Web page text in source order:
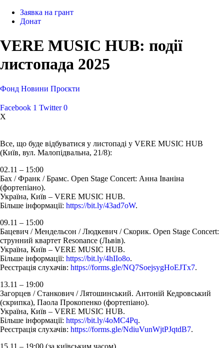
Заявка на грант
Донат
VERE MUSIC HUB: події
листопада 2025
Фонд Новини Проєкти
Facebook 1 Twitter 0
X
Все, що буде відбуватися у листопаді у VERE MUSIC HUB
(Київ, вул. Малопідвальна, 21/8):
02.11 – 15:00
Бах / Франк / Брамс. Open Stage Concert: Анна Іваніна
(фортепіано).
Україна, Київ – VERE MUSIC HUB.
Більше інформації: https://bit.ly/43ad7oW.
09.11 – 15:00
Бацевич / Мендельсон / Людкевич / Скорик. Open Stage Concert:
струнний квартет Resonance (Львів).
Україна, Київ – VERE MUSIC HUB.
Більше інформації: https://bit.ly/4hIIo8o.
Реєстрація слухачів: https://forms.gle/NQ7SoejsygHoEJTx7.
13.11 – 19:00
Загорцев / Станкович / Лятошинський. Антоній Кедровський
(скрипка), Паола Прокопенко (фортепіано).
Україна, Київ – VERE MUSIC HUB.
Більше інформації: https://bit.ly/4oMC4Pq.
Реєстрація слухачів: https://forms.gle/NdiuVunWjtPJqtdB7.
15.11 – 19:00 (за київським часом)